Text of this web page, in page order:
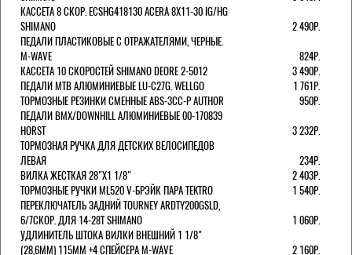
КАССЕТА 8 СКОР. ECSHG418130 ACERA 8Х11-30 IG/HG
SHIMANO
2 490Р.
ПЕДАЛИ ПЛАСТИКОВЫЕ С ОТРАЖАТЕЛЯМИ, ЧЕРНЫЕ.
M-WAVE
824Р.
КАССЕТА 10 СКОРОСТЕЙ SHIMANO DEORE 2-5012
3 490Р.
ПЕДАЛИ MTB АЛЮМИНИЕВЫЕ LU-C27G. WELLGO
1 761Р.
ТОРМОЗНЫЕ РЕЗИНКИ СМЕННЫЕ ABS-3CC-P AUTHOR
950Р.
ПЕДАЛИ BMX/DOWNHILL АЛЮМИНИЕВЫЕ 00-170839
HORST
3 232Р.
ТОРМОЗНАЯ РУЧКА ДЛЯ ДЕТСКИХ ВЕЛОСИПЕДОВ
ЛЕВАЯ
234Р.
ВИЛКА ЖЕСТКАЯ 28"Х1 1/8"
2 403Р.
ТОРМОЗНЫЕ РУЧКИ ML520 V-БРЭЙК ПАРА TEKTRO
1 540Р.
ПЕРЕКЛЮЧАТЕЛЬ ЗАДНИЙ TOURNEY ARDTY200GSLD,
6/7СКОР. ДЛЯ 14-28T SHIMANO
1 060Р.
УДЛИНИТЕЛЬ ШТОКА ВИЛКИ ВНЕШНИЙ 1 1/8"
(28,6ММ) 115ММ +4 СПЕЙСЕРА M-WAVE
2 160Р.